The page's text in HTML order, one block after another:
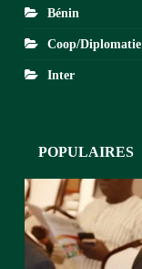
Bénin
Coop/Diplomatie
Inter
POPULAIRES